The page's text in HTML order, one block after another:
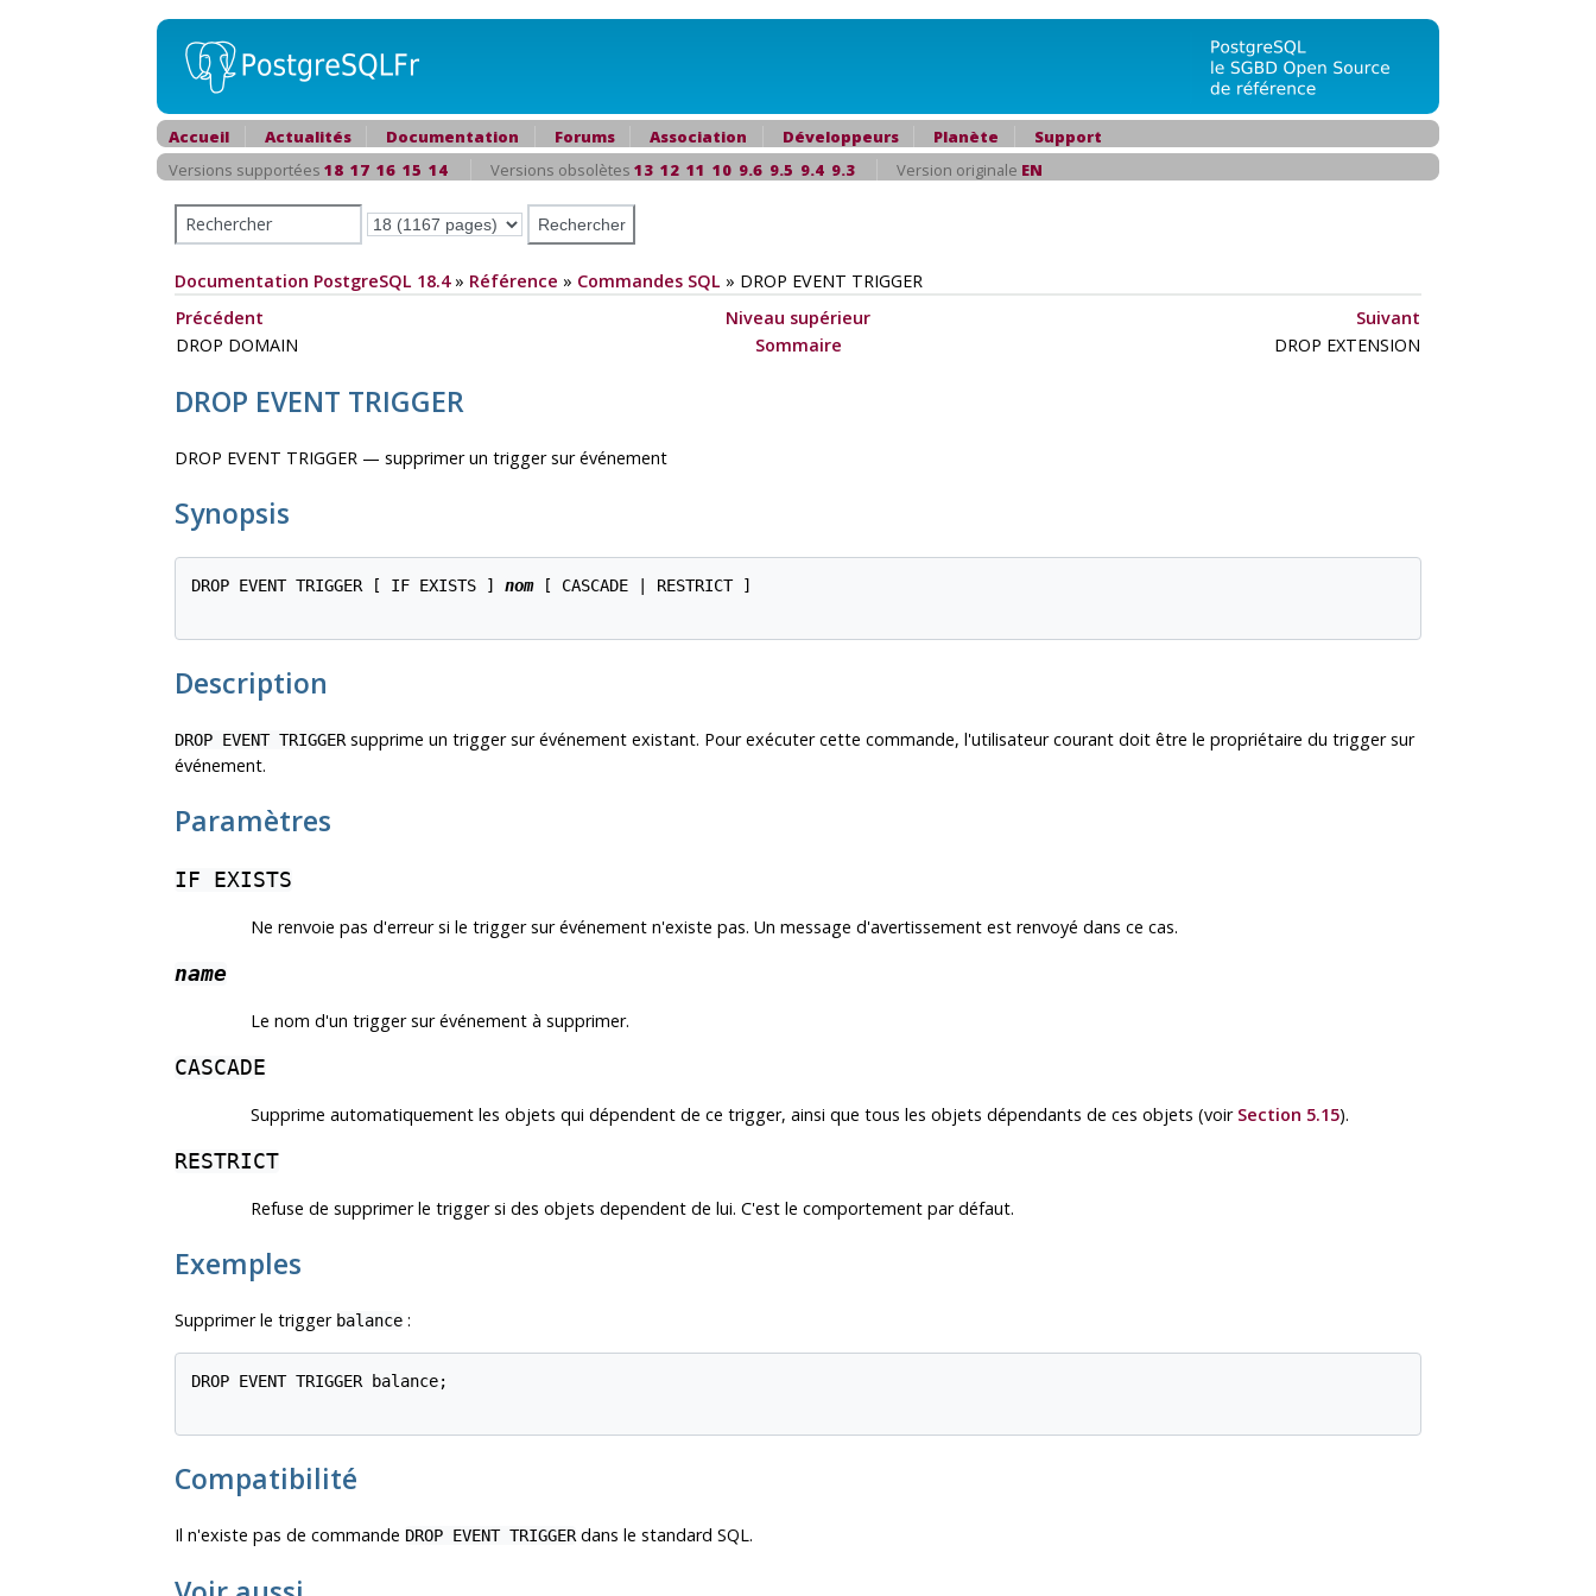
Accueil Actualités Documentation Forums Association Développeurs Planète
Support
Versions supportées 18 17 16 15 14 Versions obsolètes 13 12 11 10 9.6 9.5 9.4 9.3 Version originale EN
Documentation PostgreSQL 18.4» Référence » Commandes SQL » DROP EVENT TRIGGER
Précédent
Niveau supérieur
Suivant
DROP DOMAIN
Sommaire DROP EXTENSION
DROP EVENT TRIGGER
DROP EVENT TRIGGER — supprimer un trigger sur événement
Synopsis
DROP EVENT TRIGGER [ IF EXISTS ] nom [ CASCADE | RESTRICT ]
Description
DROP EVENT TRIGGERsupprime un trigger sur événement existant. Pour exécuter cette commande, l'utilisateur courant doit être le propriétaire du trigger sur
événement.
Paramètres
IF EXISTS
Ne renvoie pas d'erreur si le trigger sur événement n'existe pas. Un message d'avertissement est renvoyé dans ce cas.
name
Le nom d'un trigger sur événement à supprimer.
CASCADE
Supprime automatiquement les objets qui dépendent de ce trigger, ainsi que tous les objets dépendants de ces objets (voir Section 5.15).
RESTRICT
Refuse de supprimer le trigger si des objets dependent de lui. C'est le comportement par défaut.
Exemples
Supprimer le trigger balance :
DROP EVENT TRIGGER balance;
Compatibilité
Il n'existe pas de commande DROP EVENT TRIGGER dans le standard SQL.